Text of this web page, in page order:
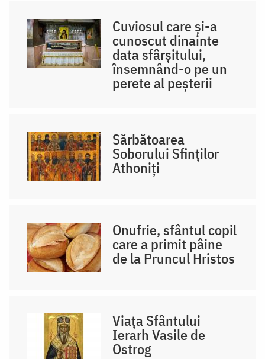
Cuviosul care și-a
cunoscut dinainte
data sfârșitului,
însemnând-o pe un
perete al peșterii
Sărbătoarea
Soborului Sfinților
Athoniți
Onufrie, sfântul copil
care a primit pâine
de la Pruncul Hristos
Viața Sfântului
Ierarh Vasile de
Ostrog